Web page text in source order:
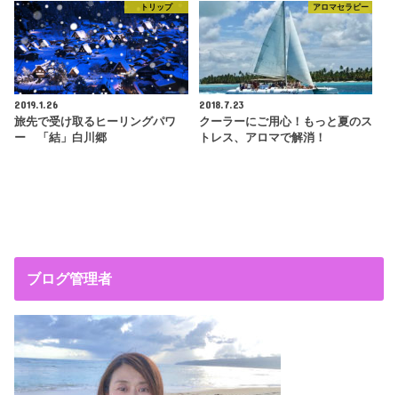
トリップ
2019.1.26
旅先で受け取るヒーリングパワ
ー 「結」白川郷
アロマセラピー
2018.7.23
クーラーにご用心！もっと夏のス
トレス、アロマで解消！
ブログ管理者